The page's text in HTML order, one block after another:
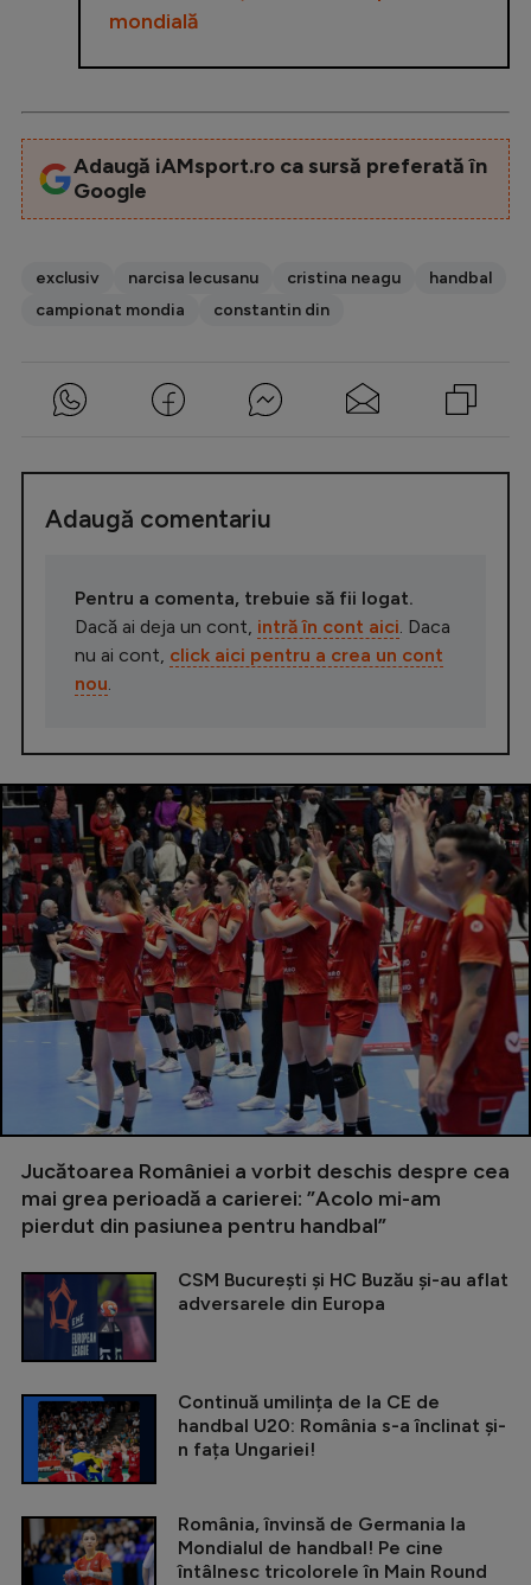
mondială
Adaugă iAMsport.ro ca sursă preferată în
Google
exclusiv narcisa lecusanu cristina neagu
handbal
campionat mondia
constantin din
Adaugă comentariu
Pentru a comenta, trebuie să fii logat.
Dacă ai deja un cont, intră în cont aici . Daca
nu ai cont, click aici pentru a crea un cont
nou
Jucătoarea României a vorbit deschis despre cea
mai grea perioadă a carierei: ”Acolo mi-am
pierdut din pasiunea pentru handbal”
CSM București și HC Buzău și-au aflat
adversarele din Europa
Continuă umilința de la CE de
handbal U20: România s-a înclinat și-
n fața Ungariei!
România, învinsă de Germania la
Mondialul de handbal! Pe cine
întâlnesc tricolorele în Main Round